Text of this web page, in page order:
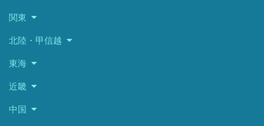
関東
北陸・甲信越
東海
近畿
中国